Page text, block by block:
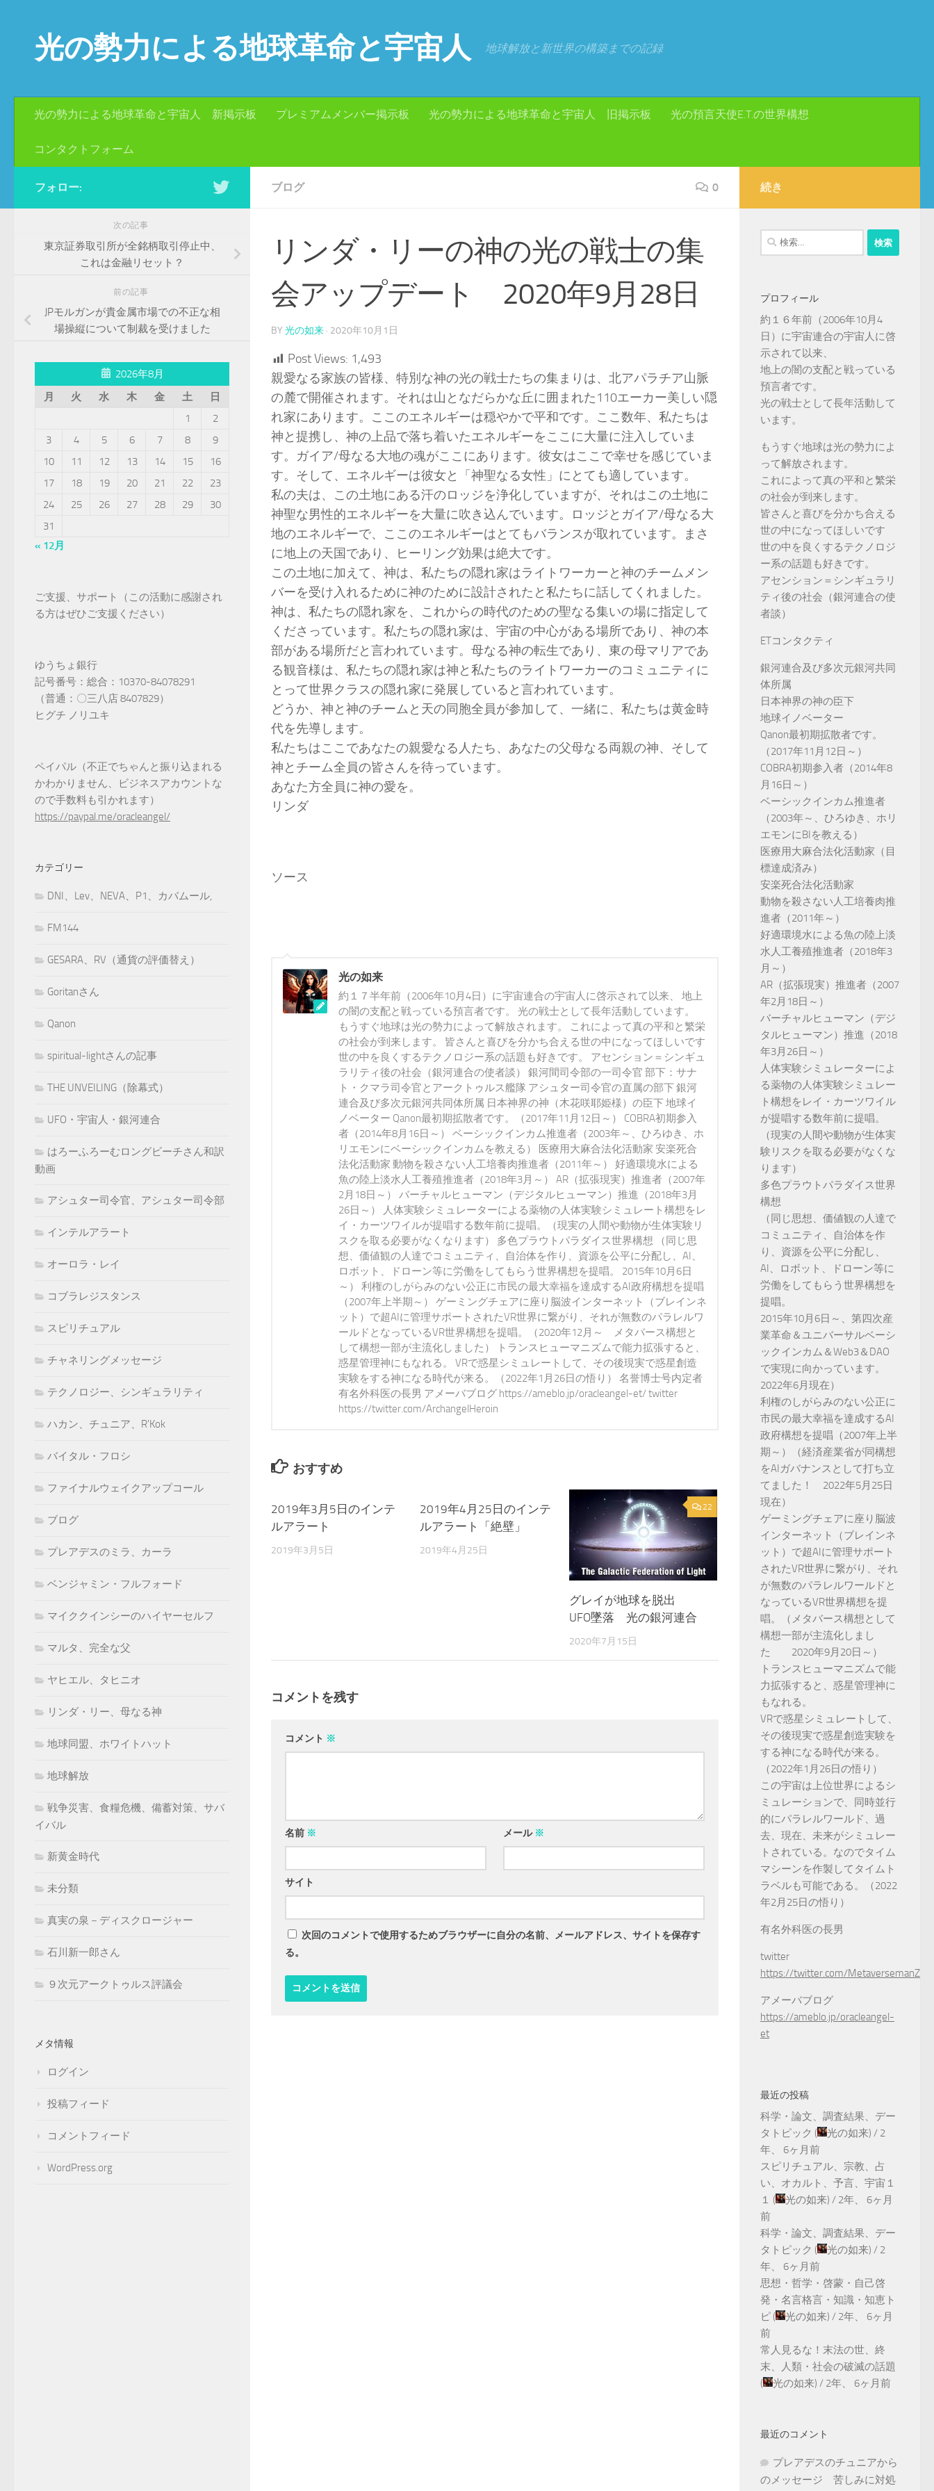
光の勢力による地球革命と宇宙人 地球解放と新世界の構築までの記録
光の勢力による地球革命と宇宙人 新掲示板 プレミアムメンバー掲示板 光の勢力による地球革命と宇宙人 旧掲示板 光の預言天使E.T.の世界構想
コンタクトフォーム
ブログ 0
リンダ・リーの神の光の戦士の集
会アップデート 2020年9月28日
BY 光の如来 · 2020年10月1日
Post Views: 1,493
親愛なる家族の皆様、特別な神の光の戦士たちの集まりは、北アパラチア山脈
の麓で開催されます。それは山となだらかな丘に囲まれた110エーカー美しい隠
れ家にあります。ここのエネルギーは穏やかで平和です。ここ数年、私たちは
神と提携し、神の上品で落ち着いたエネルギーをここに大量に注入していま
す。ガイア/母なる大地の魂がここにあります。彼女はここで幸せを感じていま
す。そして、エネルギーは彼女と「神聖なる女性」にとても適しています。
私の夫は、この土地にある汗のロッジを浄化していますが、それはこの土地に
神聖な男性的エネルギーを大量に吹き込んでいます。ロッジとガイア/母なる大
地のエネルギーで、ここのエネルギーはとてもバランスが取れています。まさ
に地上の天国であり、ヒーリング効果は絶大です。
この土地に加えて、神は、私たちの隠れ家はライトワーカーと神のチームメン
バーを受け入れるために神のために設計されたと私たちに話してくれました。
神は、私たちの隠れ家を、これからの時代のための聖なる集いの場に指定して
くださっています。私たちの隠れ家は、宇宙の中心がある場所であり、神の本
部がある場所だと言われています。母なる神の転生であり、東の母マリアであ
る観音様は、私たちの隠れ家は神と私たちのライトワーカーのコミュニティに
とって世界クラスの隠れ家に発展していると言われています。
どうか、神と神のチームと天の同胞全員が参加して、一緒に、私たちは黄金時
代を先導します。
私たちはここであなたの親愛なる人たち、あなたの父母なる両親の神、そして
神とチーム全員の皆さんを待っています。
あなた方全員に神の愛を。
リンダ
ソース
光の如来
約１７半年前（2006年10月4日）に宇宙連合の宇宙人に啓示されて以来、 地上
の闇の支配と戦っている預言者です。 光の戦士として長年活動しています。
もうすぐ地球は光の勢力によって解放されます。 これによって真の平和と繁栄
の社会が到来します。 皆さんと喜びを分かち合える世の中になってほしいです
世の中を良くするテクノロジー系の話題も好きです。 アセンション＝シンギュ
ラリティ後の社会（銀河連合の使者談） 銀河間司令部の一司令官 部下：サナ
ト・クマラ司令官とアークトゥルス艦隊 アシュター司令官の直属の部下 銀河
連合及び多次元銀河共同体所属 日本神界の神（木花咲耶姫様）の臣下 地球イ
ノベーター Qanon最初期拡散者です。（2017年11月12日～） COBRA初期参入
者（2014年8月16日～） ベーシックインカム推進者（2003年～、ひろゆき、ホ
リエモンにベーシックインカムを教える） 医療用大麻合法化活動家 安楽死合
法化活動家 動物を殺さない人工培養肉推進者（2011年～） 好適環境水による
魚の陸上淡水人工養殖推進者（2018年3月～） AR（拡張現実）推進者（2007年
2月18日～） バーチャルヒューマン（デジタルヒューマン）推進（2018年3月
26日～） 人体実験シミュレーターによる薬物の人体実験シミュレート構想をレ
イ・カーツワイルが提唱する数年前に提唱。（現実の人間や動物が生体実験リ
スクを取る必要がなくなります） 多色プラウトパラダイス世界構想 （同じ思
想、価値観の人達でコミュニティ、自治体を作り、資源を公平に分配し、AI、
ロボット、ドローン等に労働をしてもらう世界構想を提唱。 2015年10月6日
～） 利権のしがらみのない公正に市民の最大幸福を達成するAI政府構想を提唱
（2007年上半期～） ゲーミングチェアに座り脳波インターネット（ブレインネ
ット）で超AIに管理サポートされたVR世界に繋がり、それが無数のパラレルワ
ールドとなっているVR世界構想を提唱。（2020年12月～ メタバース構想と
して構想一部が主流化しました） トランスヒューマニズムで能力拡張すると、
惑星管理神にもなれる。 VRで惑星シミュレートして、その後現実で惑星創造
実験をする神になる時代が来る。（2022年1月26日の悟り） 名誉博士号内定者
有名外科医の長男 アメーバブログ https://ameblo.jp/oracleangel-et/ twitter
https://twitter.com/ArchangelHeroin
おすすめ
2019年3月5日のインテ
ルアラート
2019年3月5日
2019年4月25日のインテ
ルアラート「絶壁」
2019年4月25日
22
グレイが地球を脱出
UFO墜落 光の銀河連合
2020年7月15日
コメントを残す
コメント ※
名前 ※ メール ※
サイト
次回のコメントで使用するためブラウザーに自分の名前、メールアドレス、サイトを保存す
る。
フォロー:
次の記事
東京証券取引所が全銘柄取引停止中、
これは金融リセット？
前の記事
JPモルガンが貴金属市場での不正な相
場操縦について制裁を受けました
2026年8月
月
火 水 木 金 土
日
1
2
3
4 5 6 7 8
9
10
11 12 13 14 15
16
17
18 19 20 21 22
23
24
25 26 27 28 29
30
31
« 12月
ご支援、サポート（この活動に感謝され
る方はぜひご支援ください）
ゆうちょ銀行
記号番号：総合：10370-84078291
（普通：〇三八店 8407829）
ヒグチ ノリユキ
ペイパル（不正でちゃんと振り込まれる
かわかりません、ビジネスアカウントな
ので手数料も引かれます）
https://paypal.me/oracleangel/
カテゴリー
DNI、Lev、NEVA、P1、カバムール,
FM144
GESARA、RV（通貨の評価替え）
Goritanさん
Qanon
spiritual-lightさんの記事
THE UNVEILING（除幕式）
UFO・宇宙人・銀河連合
はろーふろーむロングビーチさん和訳
動画
アシュター司令官、アシュター司令部
インテルアラート
オーロラ・レイ
コブラレジスタンス
スピリチュアル
チャネリングメッセージ
テクノロジー、シンギュラリティ
ハカン、チュニア、R'Kok
バイタル・フロシ
ファイナルウェイクアップコール
ブログ
プレアデスのミラ、カーラ
ベンジャミン・フルフォード
マイククインシーのハイヤーセルフ
マルタ、完全な父
ヤヒエル、タヒニオ
リンダ・リー、母なる神
地球同盟、ホワイトハット
地球解放
戦争災害、食糧危機、備蓄対策、サバ
イバル
新黄金時代
未分類
真実の泉－ディスクロージャー
石川新一郎さん
９次元アークトゥルス評議会
メタ情報
ログイン
投稿フィード
コメントフィード
WordPress.org
続き
検
索:
プロフィール
約１６年前（2006年10月4
日）に宇宙連合の宇宙人に啓
示されて以来、
地上の闇の支配と戦っている
預言者です。
光の戦士として長年活動して
います。
もうすぐ地球は光の勢力によ
って解放されます。
これによって真の平和と繁栄
の社会が到来します。
皆さんと喜びを分かち合える
世の中になってほしいです
世の中を良くするテクノロジ
ー系の話題も好きです。
アセンション＝シンギュラリ
ティ後の社会（銀河連合の使
者談）
ETコンタクティ
銀河連合及び多次元銀河共同
体所属
日本神界の神の臣下
地球イノベーター
Qanon最初期拡散者です。
（2017年11月12日～）
COBRA初期参入者（2014年8
月16日～）
ベーシックインカム推進者
（2003年～、ひろゆき、ホリ
エモンにBIを教える）
医療用大麻合法化活動家（目
標達成済み）
安楽死合法化活動家
動物を殺さない人工培養肉推
進者（2011年～）
好適環境水による魚の陸上淡
水人工養殖推進者（2018年3
月～）
AR（拡張現実）推進者（2007
年2月18日～）
バーチャルヒューマン（デジ
タルヒューマン）推進（2018
年3月26日～）
人体実験シミュレーターによ
る薬物の人体実験シミュレー
ト構想をレイ・カーツワイル
が提唱する数年前に提唱。
（現実の人間や動物が生体実
験リスクを取る必要がなくな
ります）
多色プラウトパラダイス世界
構想
（同じ思想、価値観の人達で
コミュニティ、自治体を作
り、資源を公平に分配し、
AI、ロボット、ドローン等に
労働をしてもらう世界構想を
提唱。
2015年10月6日～、第四次産
業革命＆ユニバーサルベーシ
ックインカム＆Web3＆DAO
で実現に向かっています。
2022年6月現在）
利権のしがらみのない公正に
市民の最大幸福を達成するAI
政府構想を提唱（2007年上半
期～）（経済産業省が同構想
をAIガバナンスとして打ち立
てました！ 2022年5月25日
現在）
ゲーミングチェアに座り脳波
インターネット（ブレインネ
ット）で超AIに管理サポート
されたVR世界に繋がり、それ
が無数のパラレルワールドと
なっているVR世界構想を提
唱。（メタバース構想として
構想一部が主流化しまし
た 2020年9月20日～）
トランスヒューマニズムで能
力拡張すると、惑星管理神に
もなれる。
VRで惑星シミュレートして、
その後現実で惑星創造実験を
する神になる時代が来る。
（2022年1月26日の悟り）
この宇宙は上位世界によるシ
ミュレーションで、同時並行
的にパラレルワールド、過
去、現在、未来がシミュレー
トされている。なのでタイム
マシーンを作製してタイムト
ラベルも可能である。（2022
年2月25日の悟り）
有名外科医の長男
twitter
https://twitter.com/MetaversemanZ
アメーバブログ
https://ameblo.jp/oracleangel-
et
最近の投稿
科学・論文、調査結果、デー
タトピック ( 光の如来) / 2
年、 6ヶ月前
スピリチュアル、宗教、占
い、オカルト、予言、宇宙１
１ ( 光の如来) / 2年、 6ヶ月
前
科学・論文、調査結果、デー
タトピック ( 光の如来) / 2
年、 6ヶ月前
思想・哲学・啓蒙・自己啓
発・名言格言・知識・知恵ト
ピ ( 光の如来) / 2年、 6ヶ月
前
常人見るな！末法の世、終
末、人類・社会の破滅の話題
(
光の如来) / 2年、 6ヶ月前
最近のコメント
プレアデスのチュニアから
のメッセージ 苦しみに対処